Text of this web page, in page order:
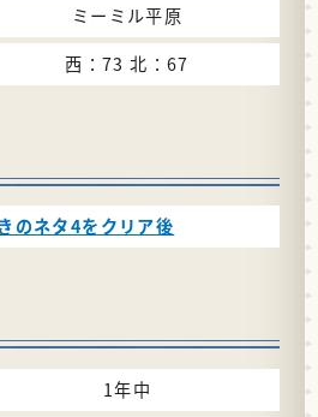
ミーミル平原
西：73 北：67
のネタ4をクリア後
1年中